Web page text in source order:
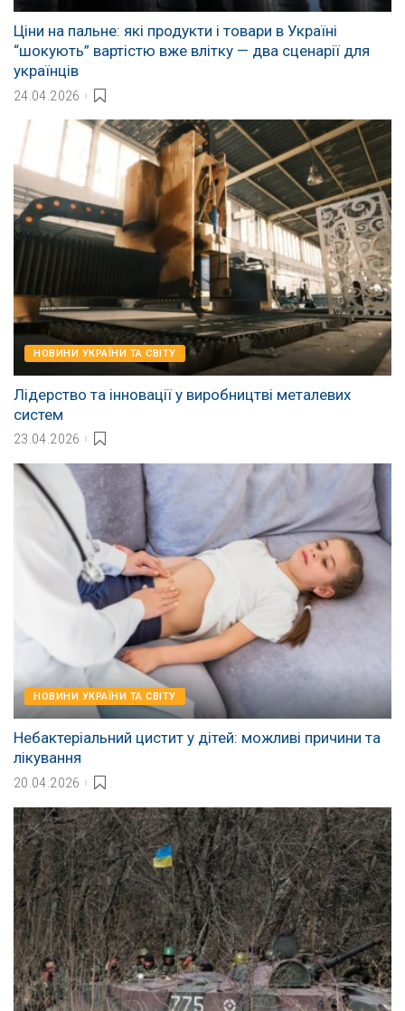
Ціни на пальне: які продукти і товари в Україні
“шокують” вартістю вже влітку — два сценарії для
українців
24.04.2026
НОВИНИ УКРАЇНИ ТА СВІТУ
Лідерство та інновації у виробництві металевих
систем
23.04.2026
НОВИНИ УКРАЇНИ ТА СВІТУ
Небактеріальний цистит у дітей: можливі причини та
лікування
20.04.2026